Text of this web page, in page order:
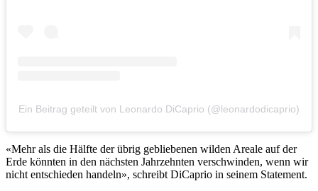
Ein Beitrag geteilt von Leonardo DiCaprio (@leonardodicaprio)
«Mehr als die Hälfte der übrig gebliebenen wilden Areale auf der
Erde könnten in den nächsten Jahrzehnten verschwinden, wenn wir
nicht entschieden handeln», schreibt DiCaprio in seinem Statement.